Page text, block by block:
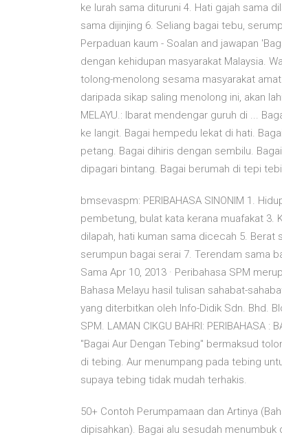
ke lurah sama dituruni 4. Hati gajah sama
sama dijinjing 6. Seliang bagai tebu,
Perpaduan kaum - Soalan and jawapan
dengan kehidupan masyarakat Malaysia.
tolong-menolong sesama masyarakat
daripada sikap saling menolong ini, akan
MELAYU.: Ibarat mendengar guruh di ...
ke langit. Bagai hempedu lekat di hati.
petang. Bagai dihiris dengan sembilu.
dipagari bintang. Bagai berumah di tepi
bmsevaspm: PERIBAHASA SINONIM 1.
pembetung, bulat kata kerana muafakat 3.
dilapah, hati kuman sama dicecah 5. Berat
serumpun bagai serai 7. Terendam sama
Sama Apr 10, 2013 · Peribahasa SPM
Bahasa Melayu hasil tulisan sahabat-
yang diterbitkan oleh Info-Didik Sdn. Bhd.
SPM. LAMAN CIKGU BAHRI: PERIBAHASA :
"Bagai Aur Dengan Tebing" bermaksud
di tebing. Aur menumpang pada tebing
supaya tebing tidak mudah terhakis.
50+ Contoh Perumpamaan dan Artinya
dipisahkan). Bagai alu sesudah